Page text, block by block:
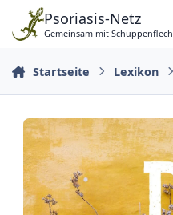
Zu Inhalt springen
Psoriasis-Netz
Gemeinsam mit
Startseite Lexikon